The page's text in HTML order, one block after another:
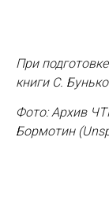
При
книги С.
Фото: Архив
Бормотин